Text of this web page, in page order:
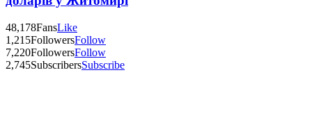
48,178FansLike
1,215FollowersFollow
7,220FollowersFollow
2,745SubscribersSubscribe